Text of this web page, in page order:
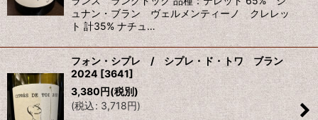
ュナン・ブラン ヴェルメンティーノ クレレッ
ト 計35% ナチュ…
フォン・シプレ / シプレ・ド・トワ ブラン
2024 [3641]
3,380円(税別)
(税込: 3,718円)